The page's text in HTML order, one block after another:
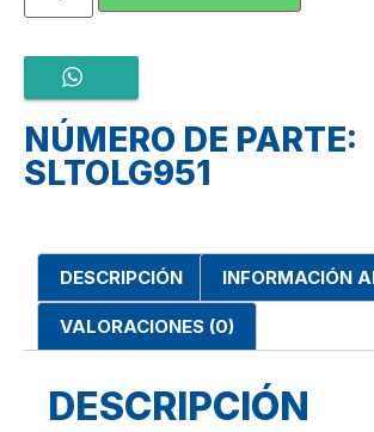
NÚMERO DE PARTE:
SLTOLG951
DESCRIPCIÓN INFORMACIÓN
VALORACIONES (0)
DESCRIPCIÓN